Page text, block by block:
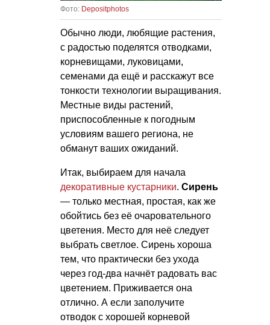
Фото: Depositphotos
Обычно люди, любящие растения,
с радостью поделятся отводками,
корневищами, луковицами,
семенами да ещё и расскажут все
тонкости технологии выращивания.
Местные виды растений,
приспособленные к погодным
условиям вашего региона, не
обманут ваших ожиданий.
Итак, выбираем для начала
декоративные кустарники. Сирень
— только местная, простая, как же
обойтись без её очаровательного
цветения. Место для неё следует
выбрать светлое. Сирень хороша
тем, что практически без ухода
через год-два начнёт радовать вас
цветением. Приживается она
отлично. А если заполучите
отводок с хорошей корневой